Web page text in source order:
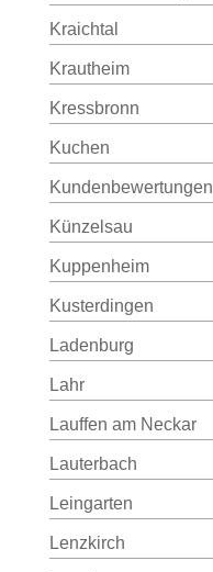
Kraichtal
Krautheim
Kressbronn
Kuchen
Kundenbewertungen
Künzelsau
Kuppenheim
Kusterdingen
Ladenburg
Lahr
Lauffen am Neckar
Lauterbach
Leingarten
Lenzkirch